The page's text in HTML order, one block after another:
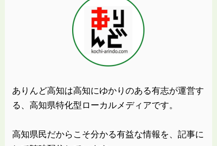
ありんど高知は高知にゆかりのある有志が運営す
る、高知県特化型ローカルメディアです。
高知県民だからこそ分かる有益な情報を、記事に